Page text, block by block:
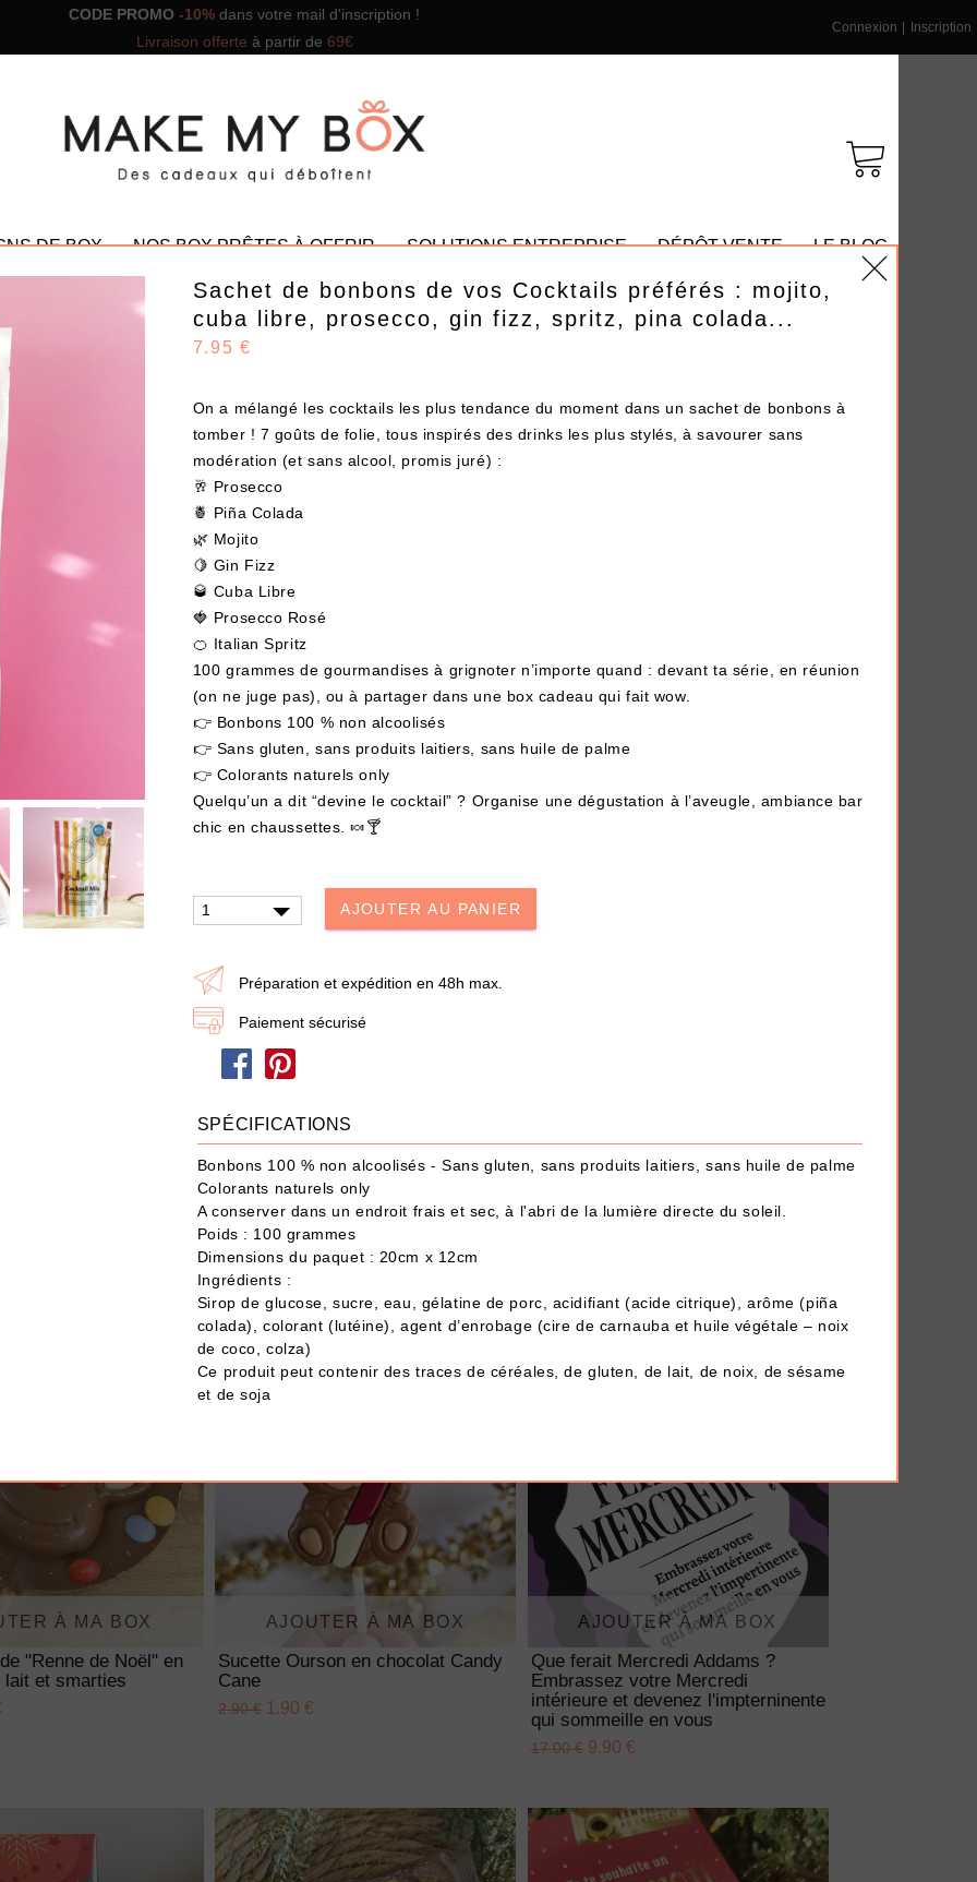
CODE PROMO -10% dans votre mail d'inscription !
Livraison offerte à partir de 69€
Connexion Inscription
DE BOX NOS BOX PRÊTES À OFFRIR SOLUTIONS ENTREPRISE DÉPÔT-VENTE LE BLOG
Sachet de bonbons de vos Cocktails préférés : mojito,
cuba libre, prosecco, gin fizz, spritz, pina colada...
7.95 €
On a mélangé les cocktails les plus tendance du moment dans un sachet de bonbons à
tomber ! 7 goûts de folie, tous inspirés des drinks les plus stylés, à savourer sans
modération (et sans alcool, promis juré) :
🥂 Prosecco
🍍 Piña Colada
🌿 Mojito
🍋 Gin Fizz
🥃 Cuba Libre
🍓 Prosecco Rosé
🍊 Italian Spritz
100 grammes de gourmandises à grignoter n’importe quand : devant ta série, en réunion
(on ne juge pas), ou à partager dans une box cadeau qui fait wow.
👉 Bonbons 100 % non alcoolisés
👉 Sans gluten, sans produits laitiers, sans huile de palme
👉 Colorants naturels only
Quelqu’un a dit “devine le cocktail” ? Organise une dégustation à l’aveugle, ambiance bar
chic en chaussettes. 🍬🍸
AJOUTER AU PANIER
Préparation et expédition en 48h max.
Paiement sécurisé
SPÉCIFICATIONS
Bonbons 100 % non alcoolisés - Sans gluten, sans produits laitiers, sans huile de palme
Colorants naturels only
A conserver dans un endroit frais et sec, à l'abri de la lumière directe du soleil.
Poids : 100 grammes
Dimensions du paquet : 20cm x 12cm
Ingrédients :
Sirop de glucose, sucre, eau, gélatine de porc, acidifiant (acide citrique), arôme (piña
colada), colorant (lutéine), agent d’enrobage (cire de carnauba et huile végétale – noix
de coco, colza)
Ce produit peut contenir des traces de céréales, de gluten, de lait, de noix, de sésame
et de soja
NOS PROMOTIONS
À MA BOX
– Les Mystères de
!
AJOUTER À MA BOX
Mon kit Secret Santa : le bonne et
100 jeux pour un Noël surprise qui
décoiffe !
12.90 € 9.90 €
Chaussettes fourrée Merry
11.90 €9.90 €
AJOUTER À MA BOX
Bonnet long de Noël rouge et blanc
15.90 €9.90 €
AJOUTER À MA BOX
Mini stylo 4 couleurs de Noël
À MA BOX
"Renne de Noël" en
lait et smarties
AJOUTER À MA BOX
Sucette Ourson en chocolat Candy
Cane
2.90 € 1.90 €
AJOUTER À MA BOX
Que ferait Mercredi Addams ?
Embrassez votre Mercredi
intérieure et devenez l'impterninente
qui sommeille en vous
17.00 €9.90 €